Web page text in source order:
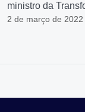
ministro da
2 de março de